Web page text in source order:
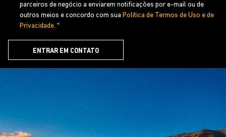
parceiros de negócio a enviarem notificações por e-mail ou de
outros meios e concordo com sua Política de Termos de Uso e de
Privacidade. *
ENTRAR EM CONTATO